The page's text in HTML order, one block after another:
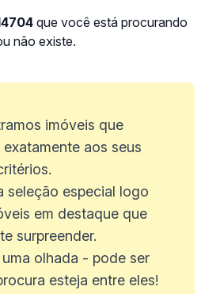
que você está procurando
não existe.
imóveis que
aos seus
seleção especial logo
em destaque que
surpreender.
olhada - pode ser
esteja entre eles!